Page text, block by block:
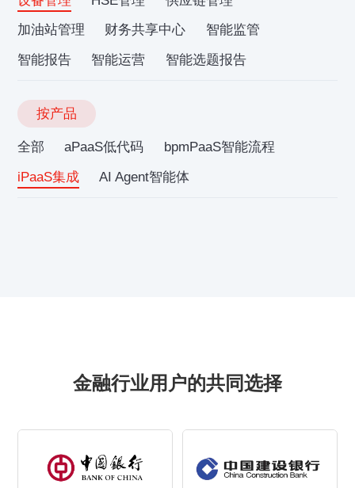
加油站管理
财务共享中心
智能监管
智能报告
智能运营 智能选题报告
按产品
全部 aPaaS低代码
bpmPaaS智能流程
iPaaS集成
AI Agent智能体
金融行业用户的共同选择